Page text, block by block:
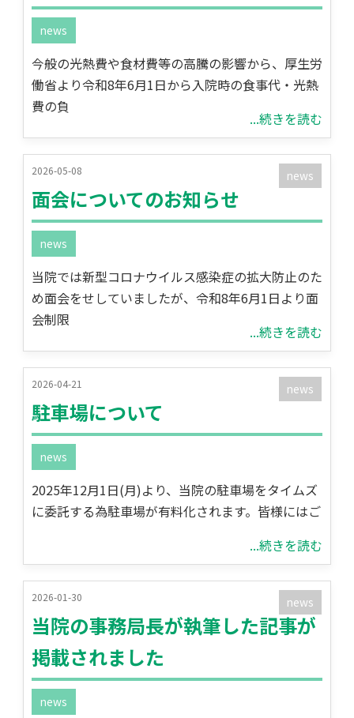
news
今般の光熱費や食材費等の高騰の影響から、厚生労
働省より令和8年6月1日から入院時の食事代・光熱
費の負
...続きを読む
2026-05-08
面会についてのお知らせ
news
news
当院では新型コロナウイルス感染症の拡大防止のた
め面会をせしていましたが、令和8年6月1日より面
会制限
...続きを読む
2026-04-21
駐車場について
news
news
2025年12月1日(月)より、当院の駐車場をタイムズ
に委託する為駐車場が有料化されます。皆様にはご
...続きを読む
2026-01-30
当院の事務局長が執筆した記事が
掲載されました
news
news